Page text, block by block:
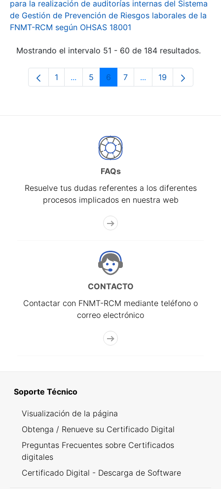
para la realización de auditorías internas del Sistema
de Gestión de Prevención de Riesgos laborales de la
FNMT-RCM según OHSAS 18001
Mostrando el intervalo 51 - 60 de 184 resultados.
Página
1 ...Páginas intermedias Use TAB para
Página
5 Página
6 Página
7 ...Páginas intermedias
Página
19
FAQs
Resuelve tus dudas referentes a los diferentes
procesos implicados en nuestra web
CONTACTO
Contactar con FNMT-RCM mediante teléfono o
correo electrónico
Soporte Técnico
Visualización de la página
Obtenga / Renueve su Certificado Digital
Preguntas Frecuentes sobre Certificados
digitales
Certificado Digital - Descarga de Software